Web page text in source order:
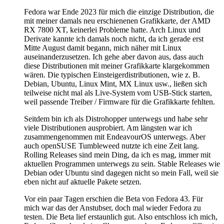
Fedora war Ende 2023 für mich die einzige Distribution, die
mit meiner damals neu erschienenen Grafikkarte, der AMD
RX 7800 XT, keinerlei Probleme hatte. Arch Linux und
Derivate kannte ich damals noch nicht, da ich gerade erst
Mitte August damit begann, mich näher mit Linux
auseinanderzusetzen. Ich gehe aber davon aus, dass auch
diese Distributionen mit meiner Grafikkarte klargekommen
wären. Die typischen Einsteigerdistributionen, wie z. B.
Debian, Ubuntu, Linux Mint, MX Linux usw., ließen sich
teilweise nicht mal als Live-System vom USB-Stick starten,
weil passende Treiber / Firmware für die Grafikkarte fehlten.
Seitdem bin ich als Distrohopper unterwegs und habe sehr
viele Distributionen ausprobiert. Am längsten war ich
zusammengenommen mit EndeavourOS unterwegs. Aber
auch openSUSE Tumbleweed nutzte ich eine Zeit lang.
Rolling Releases sind mein Ding, da ich es mag, immer mit
aktuellen Programmen unterwegs zu sein. Stable Releases wie
Debian oder Ubuntu sind dagegen nicht so mein Fall, weil sie
eben nicht auf aktuelle Pakete setzen.
Vor ein paar Tagen erschien die Beta von Fedora 43. Für
mich war das der Anstubser, doch mal wieder Fedora zu
testen. Die Beta lief erstaunlich gut. Also entschloss ich mich,